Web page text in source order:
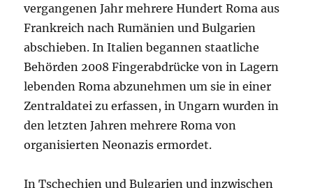
vergangenen Jahr mehrere Hundert Roma aus
Frankreich nach Rumänien und Bulgarien
abschieben. In Italien begannen staatliche
Behörden 2008 Fingerabdrücke von in Lagern
lebenden Roma abzunehmen um sie in einer
Zentraldatei zu erfassen, in Ungarn wurden in
den letzten Jahren mehrere Roma von
organisierten Neonazis ermordet.
In Tschechien und Bulgarien und inzwischen